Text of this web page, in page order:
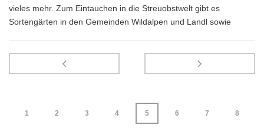
vieles mehr. Zum Eintauchen in die Streuobstwelt gibt es
Sortengärten in den Gemeinden Wildalpen und Landl sowie
1 2 3 4 5 6 7 8